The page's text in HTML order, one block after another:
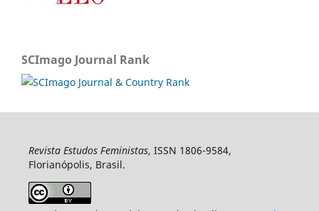
SCImago Journal Rank
Revista Estudos Feministas, ISSN 1806-9584,
Florianópolis, Brasil.